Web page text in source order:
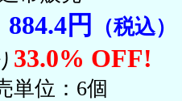
884.4円
（税込）
33.0% OFF!
単位：6個